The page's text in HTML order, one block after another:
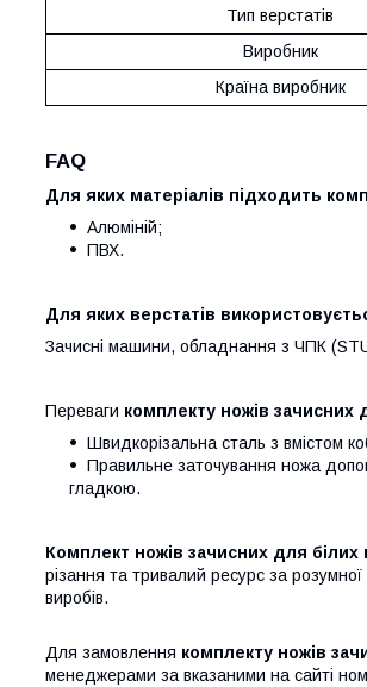
Тип верстатів
Виробник
Країна виробник
FAQ
Для яких матеріалів підходить
Алюміній;
ПВХ.
Для яких верстатів
Зачисні машини, обладнання з ЧПК
Переваги комплекту ножів зачисних
Швидкорізальна сталь з вмістом
Правильне заточування ножа
гладкою.
Комплект ножів зачисних для білих
різання та тривалий ресурс за
виробів.
Для замовлення комплекту ножів
менеджерами за вказаними на сайті